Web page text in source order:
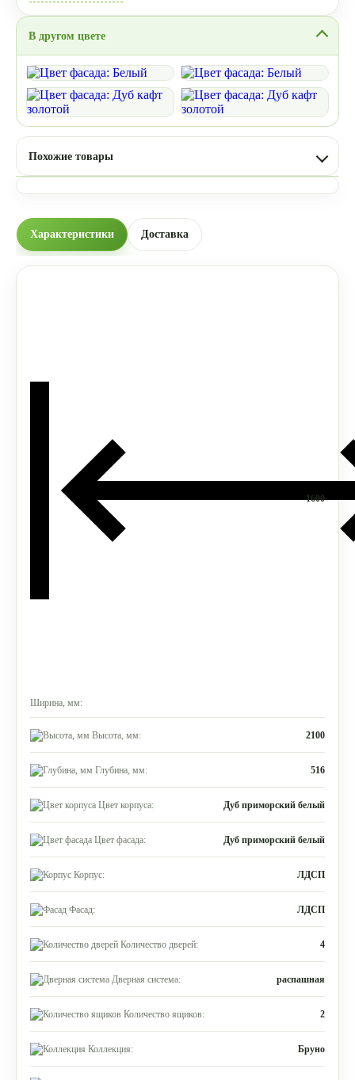
В другом цвете
Похожие товары
Характеристики Доставка
Ширина, мм:
1600
Высота, мм: 2100
Глубина, мм: 516
Цвет корпуса: Дуб приморский белый
Цвет фасада: Дуб приморский белый
Корпус: ЛДСП
Фасад: ЛДСП
Количество дверей: 4
Дверная система: распашная
Количество ящиков: 2
Коллекция: Бруно